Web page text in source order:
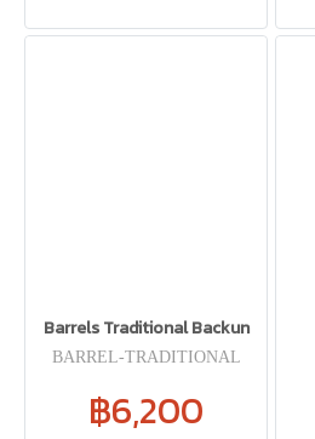
Barrels Traditional Backun
BARREL-TRADITIONAL
฿6,200